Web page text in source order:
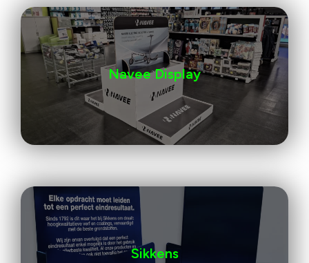
Navee Display
Sikkens